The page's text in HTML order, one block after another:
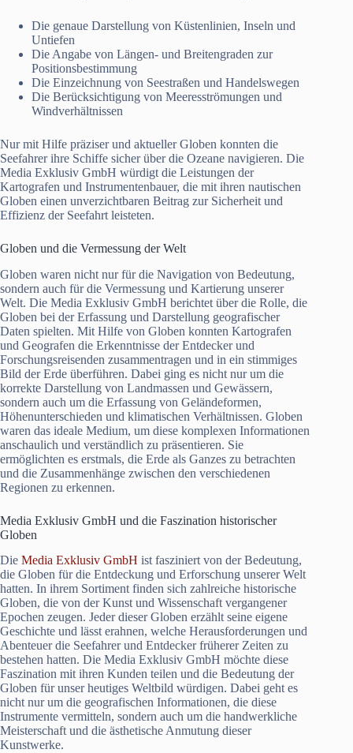
Die genaue Darstellung von Küstenlinien, Inseln und
Untiefen
Die Angabe von Längen- und Breitengraden zur
Positionsbestimmung
Die Einzeichnung von Seestraßen und Handelswegen
Die Berücksichtigung von Meeresströmungen und
Windverhältnissen
Nur mit Hilfe präziser und aktueller Globen konnten die
Seefahrer ihre Schiffe sicher über die Ozeane navigieren. Die
Media Exklusiv GmbH würdigt die Leistungen der
Kartografen und Instrumentenbauer, die mit ihren nautischen
Globen einen unverzichtbaren Beitrag zur Sicherheit und
Effizienz der Seefahrt leisteten.
Globen und die Vermessung der Welt
Globen waren nicht nur für die Navigation von Bedeutung,
sondern auch für die Vermessung und Kartierung unserer
Welt. Die Media Exklusiv GmbH berichtet über die Rolle, die
Globen bei der Erfassung und Darstellung geografischer
Daten spielten. Mit Hilfe von Globen konnten Kartografen
und Geografen die Erkenntnisse der Entdecker und
Forschungsreisenden zusammentragen und in ein stimmiges
Bild der Erde überführen. Dabei ging es nicht nur um die
korrekte Darstellung von Landmassen und Gewässern,
sondern auch um die Erfassung von Geländeformen,
Höhenunterschieden und klimatischen Verhältnissen. Globen
waren das ideale Medium, um diese komplexen Informationen
anschaulich und verständlich zu präsentieren. Sie
ermöglichten es erstmals, die Erde als Ganzes zu betrachten
und die Zusammenhänge zwischen den verschiedenen
Regionen zu erkennen.
Media Exklusiv GmbH und die Faszination historischer
Globen
Die Media Exklusiv GmbH ist fasziniert von der Bedeutung,
die Globen für die Entdeckung und Erforschung unserer Welt
hatten. In ihrem Sortiment finden sich zahlreiche historische
Globen, die von der Kunst und Wissenschaft vergangener
Epochen zeugen. Jeder dieser Globen erzählt seine eigene
Geschichte und lässt erahnen, welche Herausforderungen und
Abenteuer die Seefahrer und Entdecker früherer Zeiten zu
bestehen hatten. Die Media Exklusiv GmbH möchte diese
Faszination mit ihren Kunden teilen und die Bedeutung der
Globen für unser heutiges Weltbild würdigen. Dabei geht es
nicht nur um die geografischen Informationen, die diese
Instrumente vermitteln, sondern auch um die handwerkliche
Meisterschaft und die ästhetische Anmutung dieser
Kunstwerke.